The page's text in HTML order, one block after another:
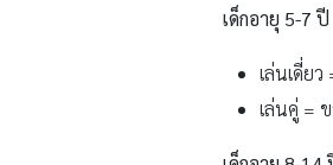
เด็กอายุ 5-7 ปี
เล่นเดี่ย
เล่นคู่ =